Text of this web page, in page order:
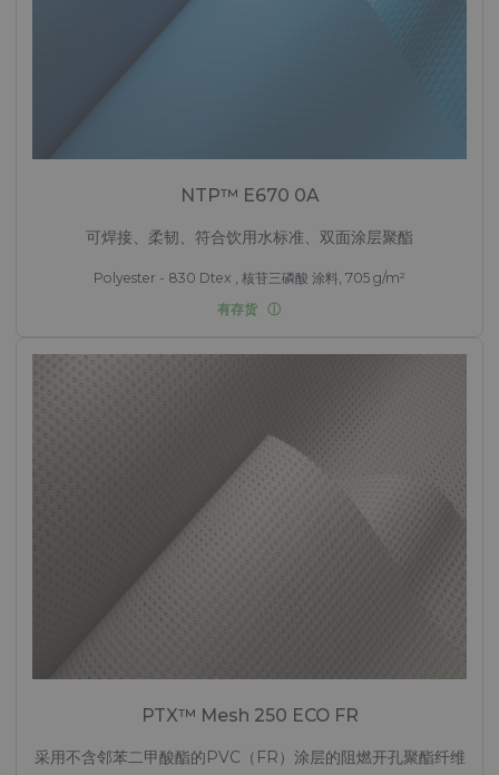
NTP™ E670 0A
可焊接、柔韧、符合饮用水标准、双面涂层聚酯
Polyester - 830 Dtex , 核苷三磷酸 涂料, 705 g/m²
有存货
PTX™ Mesh 250 ECO FR
采用不含邻苯二甲酸酯的PVC（FR）涂层的阻燃开孔聚酯纤维